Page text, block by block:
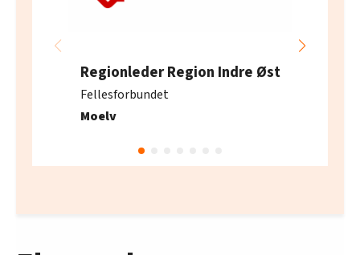
Regionleder Region Indre Øst
Fellesforbundet
Moelv